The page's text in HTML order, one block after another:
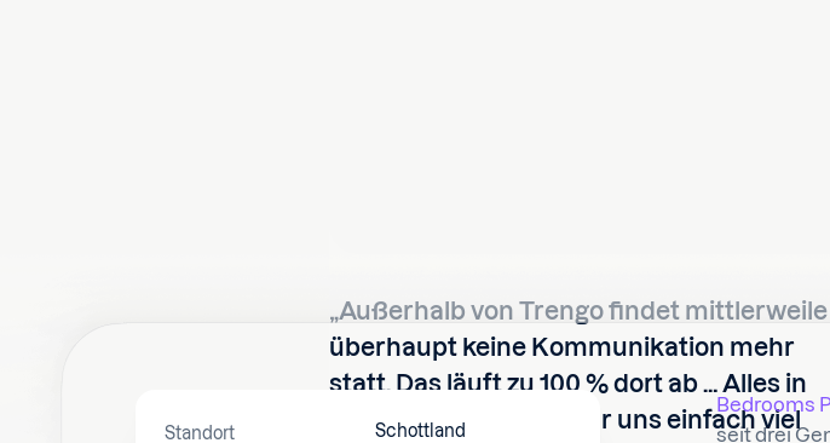
„Außerhalb von Trengo findet mittlerweile
überhaupt keine Kommunikation mehr
statt. Das läuft zu 100 % dort ab … Alles in
allem funktioniert es für uns einfach viel
Standort Schottland
Bedrooms
seit drei